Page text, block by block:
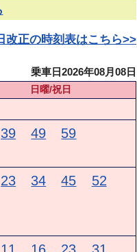
改正の時刻表はこちら>>
乗車日2026年08月08日
日曜/祝日
39 49 59
23 34 45 52